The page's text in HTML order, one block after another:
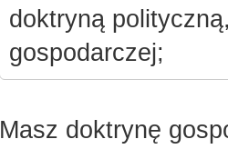
doktryną
gospodarczej;
Masz doktrynę